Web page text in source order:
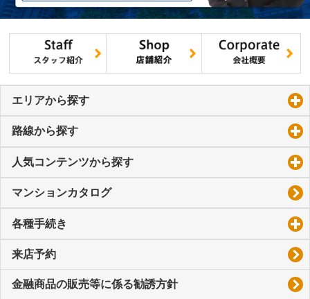
エリアから探す
路線から探す
人気コンテンツから探す
マンションカタログ
各種手続き
来店予約
金融商品の販売等に係る勧誘方針